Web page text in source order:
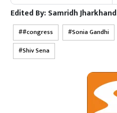
Edited By:Samridh Jharkhand
#congress Sonia Gandhi
Shiv Sena